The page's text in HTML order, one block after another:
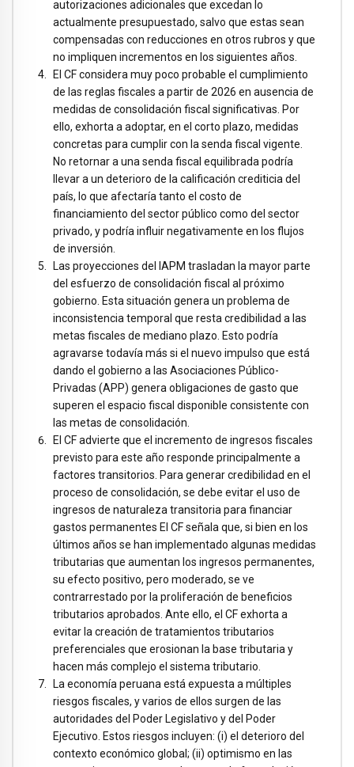
autorizaciones adicionales que excedan lo
actualmente presupuestado, salvo que estas sean
compensadas con reducciones en otros rubros y que
no impliquen incrementos en los siguientes años.
El CF considera muy poco probable el cumplimiento
de las reglas fiscales a partir de 2026 en ausencia de
medidas de consolidación fiscal significativas. Por
ello, exhorta a adoptar, en el corto plazo, medidas
concretas para cumplir con la senda fiscal vigente.
No retornar a una senda fiscal equilibrada podría
llevar a un deterioro de la calificación crediticia del
país, lo que afectaría tanto el costo de
financiamiento del sector público como del sector
privado, y podría influir negativamente en los flujos
de inversión.
Las proyecciones del IAPM trasladan la mayor parte
del esfuerzo de consolidación fiscal al próximo
gobierno. Esta situación genera un problema de
inconsistencia temporal que resta credibilidad a las
metas fiscales de mediano plazo. Esto podría
agravarse todavía más si el nuevo impulso que está
dando el gobierno a las Asociaciones Público-
Privadas (APP) genera obligaciones de gasto que
superen el espacio fiscal disponible consistente con
las metas de consolidación.
El CF advierte que el incremento de ingresos fiscales
previsto para este año responde principalmente a
factores transitorios. Para generar credibilidad en el
proceso de consolidación, se debe evitar el uso de
ingresos de naturaleza transitoria para financiar
gastos permanentes El CF señala que, si bien en los
últimos años se han implementado algunas medidas
tributarias que aumentan los ingresos permanentes,
su efecto positivo, pero moderado, se ve
contrarrestado por la proliferación de beneficios
tributarios aprobados. Ante ello, el CF exhorta a
evitar la creación de tratamientos tributarios
preferenciales que erosionan la base tributaria y
hacen más complejo el sistema tributario.
La economía peruana está expuesta a múltiples
riesgos fiscales, y varios de ellos surgen de las
autoridades del Poder Legislativo y del Poder
Ejecutivo. Estos riesgos incluyen: (i) el deterioro del
contexto económico global; (ii) optimismo en las